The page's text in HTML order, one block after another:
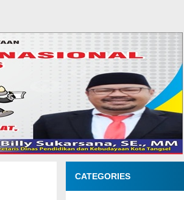
CATEGORIES